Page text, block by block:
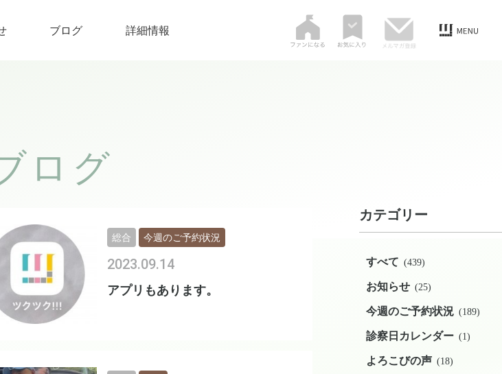
ブログ 詳細情報
ログ
アプリもあります。
2023.09.14
総合 今週のご予約状況
カテゴリー
すべて (439)
お知らせ (25)
今週のご予約状況 (189)
診察日カレンダー (1)
よろこびの声 (18)